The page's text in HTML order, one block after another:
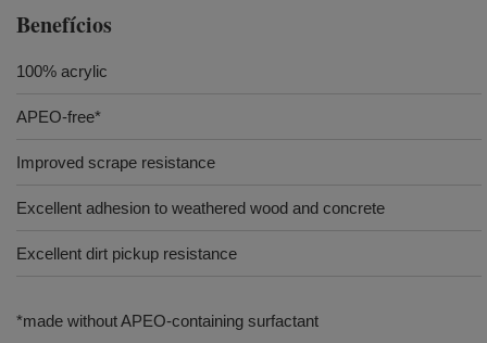
Benefícios
100% acrylic
APEO-free*
Improved scrape resistance
Excellent adhesion to weathered wood and concrete
Excellent dirt pickup resistance
*made without APEO-containing surfactant